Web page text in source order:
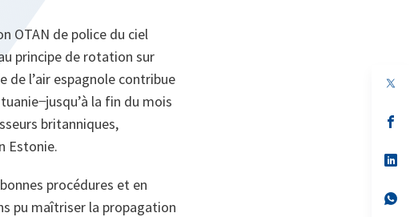
OTAN de police du ciel
principe de rotation sur
de l’air espagnole contribue
jusqu’à la fin du mois
britanniques,
Estonie.
procédures et en
pu maîtriser la propagation